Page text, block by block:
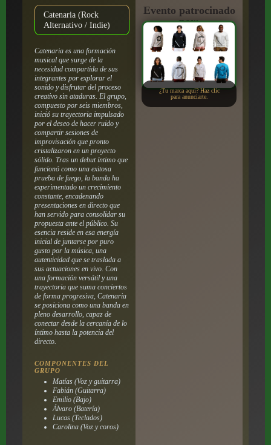
Catenaria (Rock
Alternativo / Indie)
Catenaria es una formación
musical que surge de la
necesidad compartida de sus
integrantes por explorar el
sonido y disfrutar del proceso
creativo sin ataduras. El grupo,
compuesto por seis miembros,
inició su trayectoria impulsado
por el deseo de hacer ruido y
compartir sesiones de
improvisación que pronto
cristalizaron en un proyecto
sólido. Tras un debut íntimo que
funcionó como una exitosa
prueba de fuego, la banda ha
experimentado un crecimiento
constante, encadenando
presentaciones en directo que
han servido para consolidar su
propuesta ante el público. Su
esencia reside en esa energía
inicial de juntarse por puro
gusto por la música, una
autenticidad que se traslada a
sus actuaciones en vivo. Con
una formación versátil y una
trayectoria que suma conciertos
de forma progresiva, Catenaria
se posiciona como una banda en
pleno desarrollo, capaz de
conectar desde la cercanía de lo
íntimo hasta la potencia del
directo.
COMPONENTES DEL
GRUPO
Matías (Voz y guitarra)
Fabián (Guitarra)
Emilio (Bajo)
Álvaro (Batería)
Lucas (Teclados)
Carolina (Voz y coros)
Evento patrocinado
por:
¿Tu marca aquí? Haz clic
para anunciarte.